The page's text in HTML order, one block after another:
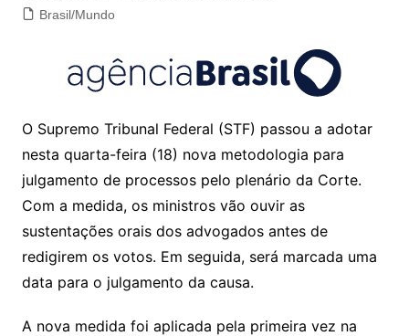
Brasil/Mundo
O Supremo Tribunal Federal (STF) passou a adotar
nesta quarta-feira (18) nova metodologia para
julgamento de processos pelo plenário da Corte.
Com a medida, os ministros vão ouvir as
sustentações orais dos advogados antes de
redigirem os votos. Em seguida, será marcada uma
data para o julgamento da causa.
A nova medida foi aplicada pela primeira vez na